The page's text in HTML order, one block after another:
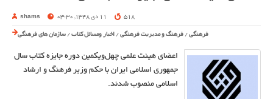
shams 11 دی 1348, 03:30 518
فرهنگی / فرهنگ و مدیریت فرهنگی / اخبار ومسائل کتاب / سازمان های فرهنگی
اعضای هیئت علمی چهل‌ویکمین دوره جایزه کتاب سال
جمهوری اسلامی ایران با حکم وزیر فرهنگ و ارشاد
اسلامی منصوب شدند.